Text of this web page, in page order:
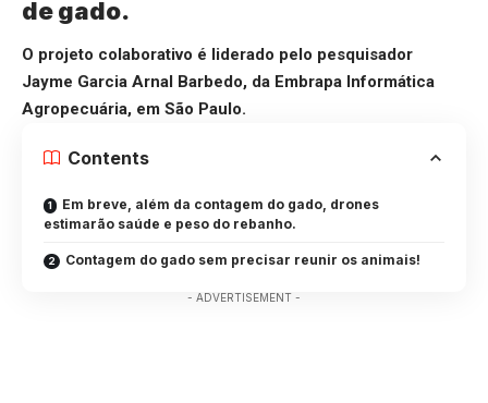
de gado.
O projeto colaborativo é liderado pelo pesquisador
Jayme Garcia Arnal Barbedo, da Embrapa Informática
Agropecuária, em São Paulo.
Contents
Em breve, além da contagem do gado, drones
estimarão saúde e peso do rebanho.
Contagem do gado sem precisar reunir os animais!
- ADVERTISEMENT -